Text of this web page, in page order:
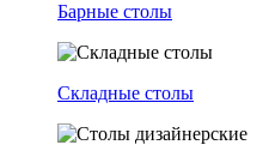
Барные столы
Складные столы